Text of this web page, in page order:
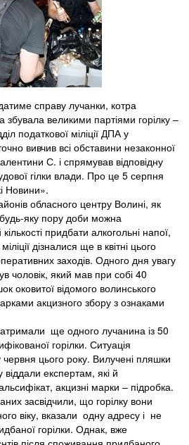
справу лучанки, котра
збувала великими партіями горілку –
податкової міліції ДПА у
вивчив всі обставини незаконної
С. і спрямував відповідну
гілки влади. Про це 5 серпня
Новини».
обласного центру Волині, як
яку пору доби можна
придбати алкогольні напої,
дізналися ще в квітні цього
заходів. Одного дня увагу
чоловік, який мав при собі 40
оковитої відомого волинського
акцизного збору з ознаками
ще одного лучанина із 50
горілки. Ситуація
червня цього року. Вилучені пляшки
експертам, які й
акцизні марки – підробка.
засвідчили, що горілку вони
віку, вказали одну адресу і не
горілки. Однак, вже